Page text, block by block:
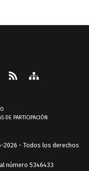
DE PARTICIPACIÓN
2026 - Todos los derechos
número 5346433